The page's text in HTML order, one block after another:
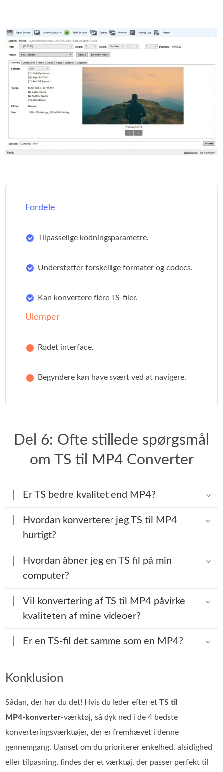
Fordele
Tilpasselige kodningsparametre.
Understøtter forskellige formater og codecs.
Kan konvertere flere TS-filer.
Ulemper
Rodet interface.
Begyndere kan have svært ved at navigere.
Del 6: Ofte stillede spørgsmål
om TS til MP4 Converter
Er TS bedre kvalitet end MP4?
Hvordan konverterer jeg TS til MP4
hurtigt?
Hvordan åbner jeg en TS fil på min
computer?
Vil konvertering af TS til MP4 påvirke
kvaliteten af mine videoer?
Er en TS-fil det samme som en MP4?
Konklusion
Sådan, der har du det! Hvis du leder efter etTS til
MP4‑konverter-værktøj, så dyk ned i de 4 bedste
konverteringsværktøjer, der er fremhævet i denne
gennemgang. Uanset om du prioriterer enkelhed, alsidighed
eller tilpasning, findes der et værktøj, der passer perfekt til